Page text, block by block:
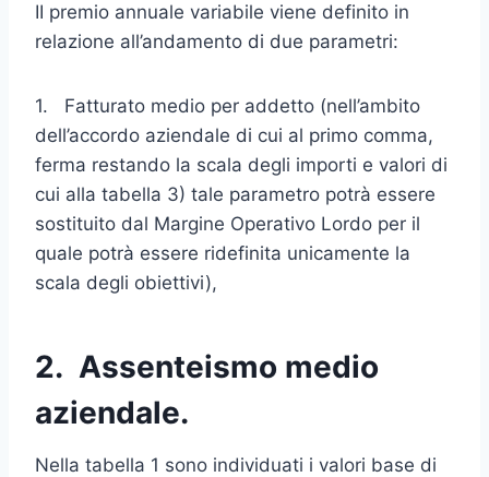
II premio annuale variabile viene definito in
relazione all’andamento di due parametri:
1. Fatturato medio per addetto (nell’ambito
dell’accordo aziendale di cui al primo comma,
ferma restando la scala degli importi e valori di
cui alla tabella 3) tale parametro potrà essere
sostituito dal Mar­gine Operativo Lordo per il
quale potrà essere ridefinita unicamente la
scala degli obiettivi),
2. Assenteismo medio
aziendale.
Nella tabella 1 sono individuati i valori base di